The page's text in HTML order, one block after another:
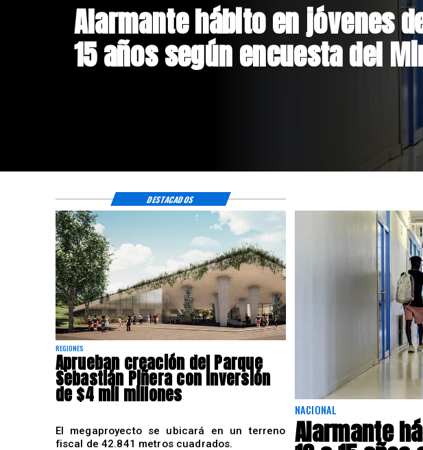
Aprueban creación del Parque
Sebastián Piñera con
REGIONES
Aprueban creación del Parque
Sebastián Piñera con inversión
de $4 mil millones
El megaproyecto se ubicará en un terreno
fiscal de 42.841 metros cuadrados.
NACIONAL
Alarmante
DESTACADOS